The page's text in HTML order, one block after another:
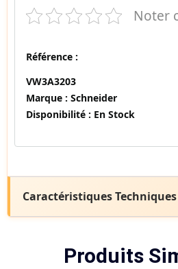
Noter
Référence :
VW3A3203
Marque : Schneider
Disponibilité : En Stock
Caractéristiques
Produits